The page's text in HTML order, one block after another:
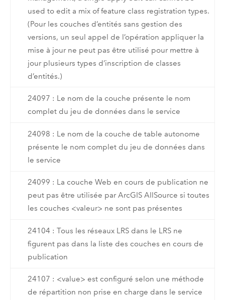
used to edit a mix of feature class registration types.
(Pour les couches d’entités sans gestion des
versions, un seul appel de l’opération appliquer la
mise à jour ne peut pas être utilisé pour mettre à
jour plusieurs types d’inscription de classes
d’entités.)
24097 : Le nom de la couche présente le nom
complet du jeu de données dans le service
24098 : Le nom de la couche de table autonome
présente le nom complet du jeu de données dans
le service
24099 : La couche Web en cours de publication ne
peut pas être utilisée par ArcGIS AllSource si toutes
les couches <valeur> ne sont pas présentes
24104 : Tous les réseaux LRS dans le LRS ne
figurent pas dans la liste des couches en cours de
publication
24107 : <value> est configuré selon une méthode
de répartition non prise en charge dans le service